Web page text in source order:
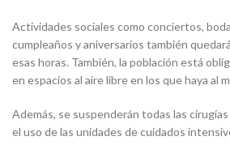
Actividades sociales como conciertos,
cumpleaños y aniversarios también
esas horas. También, la población está
en espacios al aire libre en los que haya al
Además, se suspenderán todas las
el uso de las unidades de cuidados